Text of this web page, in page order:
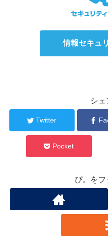
情報セキュ
シェ
Twitter
Pocket
ぴ。をフ